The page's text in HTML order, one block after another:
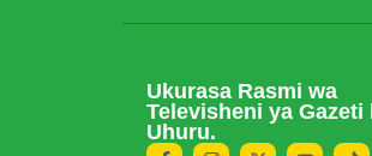
Ukurasa Rasmi wa
Televisheni ya Gazeti
Uhuru.